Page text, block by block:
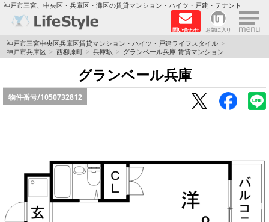
神戸市三宮、中央区・兵庫区・灘区の賃貸マンション・ハイツ・戸建・テナント
問い合わせ お気に入り ×
TOPページ
神戸の単身向けマンション特集
新築物件
高級賃貸
リノベーション物件
神戸市三宮中央区兵庫区賃貸マンション・ハイツ・戸建ライフスタイル
神戸市兵庫区
西柳原町 兵庫駅 グランベール兵庫 賃貸マンション
グランベール兵庫
物件番号/1050732812